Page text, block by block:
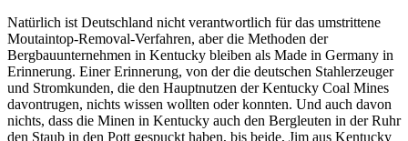
Natürlich ist Deutschland nicht verantwortlich für das umstrittene
Moutaintop-Removal-Verfahren, aber die Methoden der
Bergbauunternehmen in Kentucky bleiben als Made in Germany in
Erinnerung. Einer Erinnerung, von der die deutschen Stahlerzeuger
und Stromkunden, die den Hauptnutzen der Kentucky Coal Mines
davontrugen, nichts wissen wollten oder konnten. Und auch davon
nichts, dass die Minen in Kentucky auch den Bergleuten in der Ruhr
den Staub in den Pott gespuckt haben, bis beide, Jim aus Kentucky